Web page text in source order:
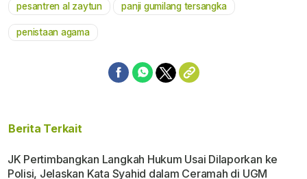
pesantren al zaytun panji gumilang tersangka
penistaan agama
Berita Terkait
JK Pertimbangkan Langkah Hukum Usai Dilaporkan ke
Polisi, Jelaskan Kata Syahid dalam Ceramah di UGM